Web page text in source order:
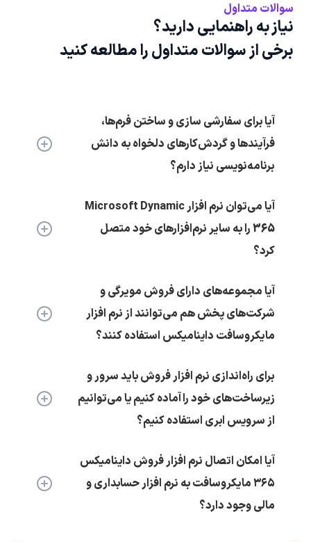
سوالات متداول
نیاز به راهنمایی دارید؟
برخی از سوالات متداول را مطالعه کنید
آیا برای سفارشی سازی و ساختن فرم‌ها،
فرآیندها و گردش‌کارهای دلخواه به دانش
برنامه‌نویسی نیاز دارم؟
آیا می‌توان نرم افزار Microsoft Dynamic
365 را به سایر نرم‌افزارهای خود متصل
کرد؟
آیا مجموعه‌های دارای فروش مویرگی و
شرکت‌های پخش هم می‌توانند از نرم افزار
مایکروسافت داینامیکس استفاده کنند؟
برای راه‌اندازی نرم افزار فروش باید سرور و
زیرساخت‌های خود را آماده کنیم یا می‌توانیم
از سرویس ابری استفاده کنیم؟
آیا امکان اتصال نرم افزار فروش داینامیکس
۳۶۵ مایکروسافت به نرم افزار حسابداری و
مالی وجود دارد؟